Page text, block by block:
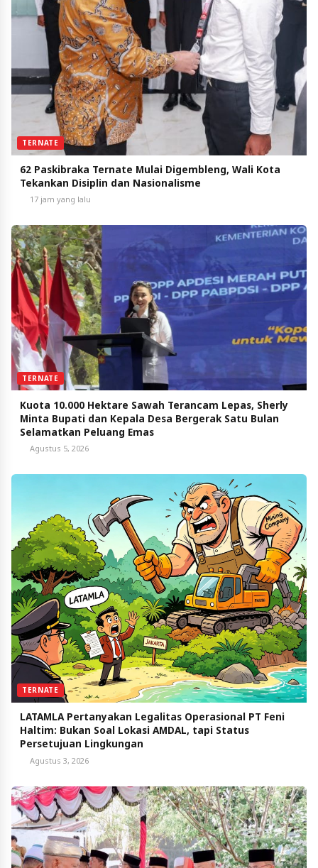
TERNATE
62 Paskibraka Ternate Mulai Digembleng, Wali Kota
Tekankan Disiplin dan Nasionalisme
17 jam yang lalu
TERNATE
Kuota 10.000 Hektare Sawah Terancam Lepas, Sherly
Minta Bupati dan Kepala Desa Bergerak Satu Bulan
Selamatkan Peluang Emas
Agustus 5, 2026
TERNATE
LATAMLA Pertanyakan Legalitas Operasional PT Feni
Haltim: Bukan Soal Lokasi AMDAL, tapi Status
Persetujuan Lingkungan
Agustus 3, 2026